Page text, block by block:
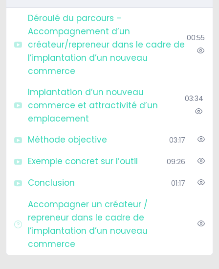
Déroulé du parcours –
Accompagnement d’un
créateur/repreneur dans le cadre de
l’implantation d’un nouveau
commerce
00:55
Implantation d’un nouveau
commerce et attractivité d’un
emplacement
03:34
Méthode objective 03:17
Exemple concret sur l’outil 09:26
Conclusion 01:17
Accompagner un créateur /
repreneur dans le cadre de
l’implantation d’un nouveau
commerce